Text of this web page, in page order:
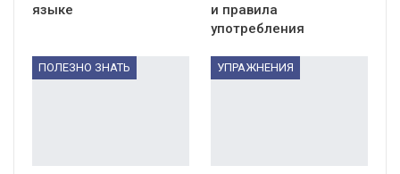
языке
и правила
употребления
ПОЛЕЗНО ЗНАТЬ УПРАЖНЕНИЯ